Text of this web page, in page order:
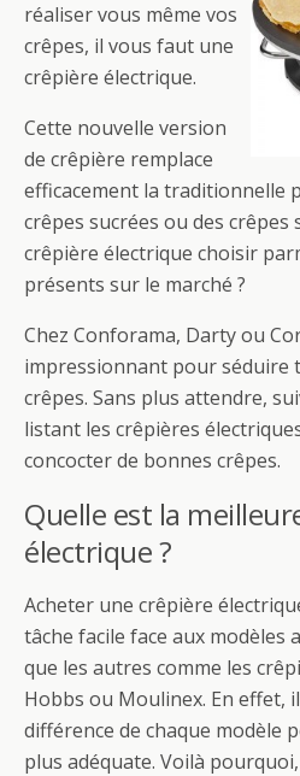
réaliser vous même vos
crêpes, il vous faut une
crêpière électrique.
Cette nouvelle version
de crêpière remplace
efficacement la traditionnelle
crêpes sucrées ou des crêpes
crêpière électrique choisir
présents sur le marché ?
Chez Conforama, Darty ou
impressionnant pour séduire
crêpes. Sans plus attendre,
listant les crêpières
concocter de bonnes crêpes.
Quelle est la
électrique ?
Acheter une crêpière
tâche facile face aux modèles
que les autres comme les
Hobbs ou Moulinex. En effet,
différence de chaque modèle
plus adéquate. Voilà